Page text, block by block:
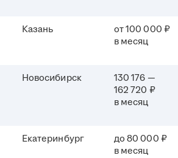
Казань
от 100 000 ₽
в месяц
Новосибирск
130 176 —
162 720 ₽
в месяц
Екатеринбург
до 80 000 ₽
в месяц